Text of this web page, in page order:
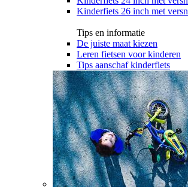
Kinderfiets 26 inch met
Tips en informatie
De juiste maat kiezen
Leren fietsen voor kinderen
Tips aanschaf kinderfiets